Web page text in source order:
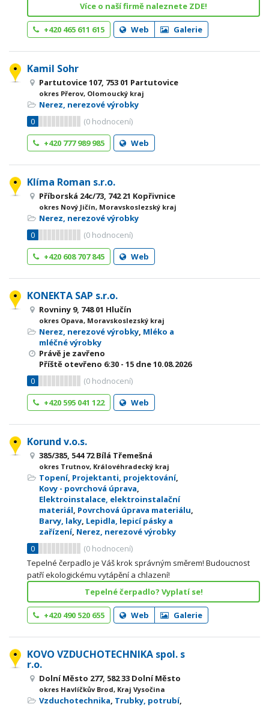
Více o naší firmě naleznete ZDE!
+420 465 611 615 Web Galerie
Kamil Sohr
Partutovice 107, 753 01 Partutovice
okres Přerov, Olomoucký kraj
Nerez, nerezové výrobky
0
(0 hodnocení)
+420 777 989 985
Web
Klíma Roman s.r.o.
Příborská 24c/73, 742 21 Kopřivnice
okres Nový Jičín, Moravskoslezský kraj
Nerez, nerezové výrobky
0
(0 hodnocení)
+420 608 707 845
Web
KONEKTA SAP s.r.o.
Rovniny 9, 748 01 Hlučín
okres Opava, Moravskoslezský kraj
Nerez, nerezové výrobky, Mléko a
mléčné výrobky
Právě je zavřeno
Příště otevřeno 6:30 - 15 dne 10.08.2026
0
(0 hodnocení)
+420 595 041 122
Web
Korund v.o.s.
385/385, 544 72 Bílá Třemešná
okres Trutnov, Královéhradecký kraj
Topení, Projektanti, projektování,
Kovy - povrchová úprava,
Elektroinstalace, elektroinstalační
materiál, Povrchová úprava materiálu,
Barvy, laky, Lepidla, lepicí pásky a
zařízení, Nerez, nerezové výrobky
0
(0 hodnocení)
Tepelné čerpadlo je Váš krok správným směrem! Budoucnost
patří ekologickému vytápění a chlazení!
Tepelné čerpadlo? Vyplatí se!
+420 490 520 655 Web Galerie
KOVO VZDUCHOTECHNIKA spol. s
r.o.
Dolní Město 277, 582 33 Dolní Město
okres Havlíčkův Brod, Kraj Vysočina
Vzduchotechnika, Trubky, potrubí,